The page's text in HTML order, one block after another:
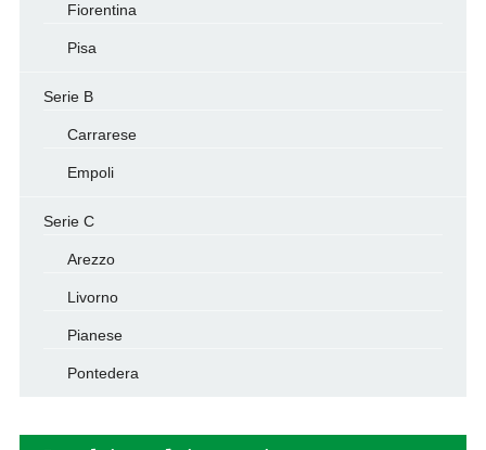
Fiorentina
Pisa
Serie B
Carrarese
Empoli
Serie C
Arezzo
Livorno
Pianese
Pontedera